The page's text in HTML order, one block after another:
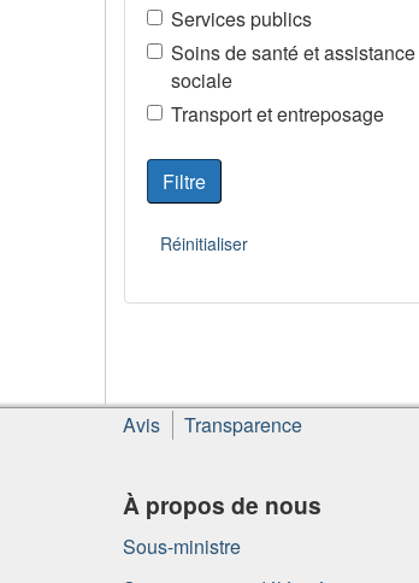
Services publics
Soins de santé et assistance
sociale
Transport et entreposage
À
propos
ce
site
Avis Transparence
À propos de nous
Sous-ministre